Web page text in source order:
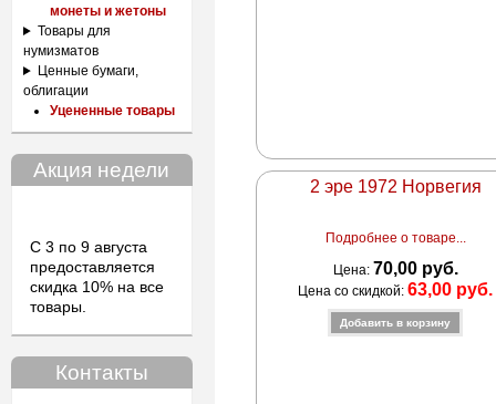
монеты и жетоны
Товары для
нумизматов
Ценные бумаги,
облигации
Уцененные товары
Акция недели
С 3 по 9 августа
предоставляется
скидка 10% на все
товары.
Контакты
2 эре 1972 Норвегия
Подробнее о товаре...
Цена: 70,00 руб.
Цена со скидкой:63,00 руб.